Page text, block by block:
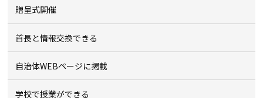
贈呈式開催
首長と情報交換できる
自治体WEBページに掲載
学校で授業ができる